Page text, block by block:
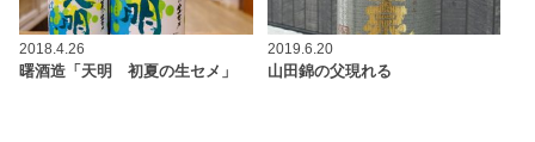
2018.4.26
曙酒造「天明 初夏の生セメ」
2019.6.20
山田錦の父現れる